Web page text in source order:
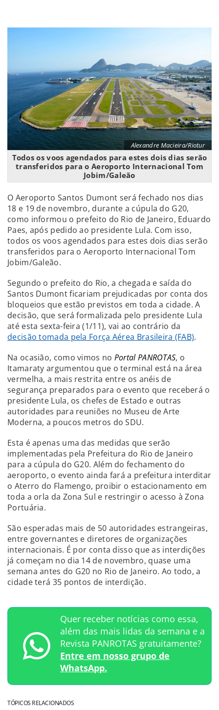
Alexandre Macieira/Riotur
Todos os voos agendados para estes dois dias serão
transferidos para o Aeroporto Internacional Tom
Jobim/Galeão
O Aeroporto Santos Dumont será fechado nos dias
18 e 19 de novembro, durante a cúpula do G20,
como informou o prefeito do Rio de Janeiro, Eduardo
Paes, após pedido ao presidente Lula. Com isso,
todos os voos agendados para estes dois dias serão
transferidos para o Aeroporto Internacional Tom
Jobim/Galeão.
Segundo o prefeito do Rio, a chegada e saída do
Santos Dumont ficariam prejudicadas por conta dos
bloqueios que estão previstos em toda a cidade. A
decisão, que será formalizada pelo presidente Lula
até esta sexta-feira (1/11), vai ao contrário da
decisão tomada pela Força Aérea Brasileira (FAB).
Na ocasião, como vimos no Portal PANROTAS, o
Itamaraty argumentou que o terminal está na área
vermelha, a mais restrita entre os anéis de
segurança preparados para o evento que receberá o
presidente Lula, os chefes de Estado e outras
autoridades para reuniões no Museu de Arte
Moderna, a poucos metros do SDU.
Esta é apenas uma das medidas que serão
implementadas pela Prefeitura do Rio de Janeiro
para a cúpula do G20. Além do fechamento do
aeroporto, o evento ainda fará a prefeitura interditar
o Aterro do Flamengo, proibir o estacionamento em
toda a orla da Zona Sul e restringir o acesso à Zona
Portuária.
São esperadas mais de 50 autoridades estrangeiras,
entre governantes e diretores de organizações
internacionais. É por conta disso que as interdições
já começam no dia 14 de novembro, quase uma
semana antes do G20 no Rio de Janeiro. Ao todo, a
cidade terá 35 pontos de interdição.
Quer receber notícias como essa,
além das mais lidas da semana e a
Revista PANROTAS gratuitamente?
Entre em nosso grupo de
WhatsApp.
TÓPICOS RELACIONADOS